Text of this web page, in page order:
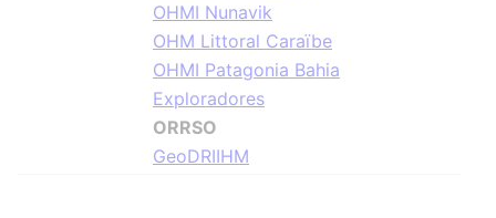
OHMI Nunavik
OHM Littoral Caraïbe
OHMI Patagonia Bahia
Exploradores
ORRSO
GeoDRIIHM